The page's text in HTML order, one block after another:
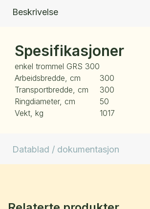
Beskrivelse
Spesifikasjoner
enkel trommel GRS 300
Arbeidsbredde, cm
300
Transportbredde, cm
300
Ringdiameter, cm
50
Vekt, kg
1017
Datablad / dokumentasjon